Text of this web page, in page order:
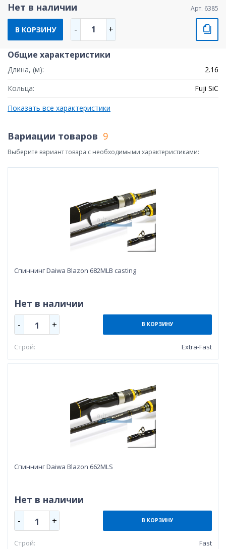
Нет в наличии Арт. 6385
В КОРЗИНУ - 1 +
Общие характеристики
Длина, (м):
2.16
Кольца:
Fuji SiC
Показать все характеристики
Вариации товаров 9
Выберите вариант товара с необходимыми характеристиками:
Спиннинг Daiwa Blazon 682MLB casting
Нет в наличии
- 1 + В КОРЗИНУ
Строй: Extra-Fast
Cпиннинг Daiwa Blazon 662MLS
Нет в наличии
- 1 + В КОРЗИНУ
Строй: Fast